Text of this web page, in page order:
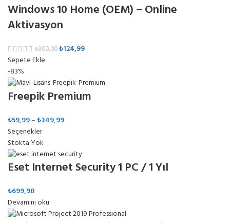
Windows 10 Home (OEM) – Online
Aktivasyon
₺300,00₺124,99
Sepete Ekle
-83%
Freepik Premium
₺59,99–₺349,99
Seçenekler
Stokta Yok
Eset Internet Security 1 PC / 1 Yıl
₺699,90
Devamını oku